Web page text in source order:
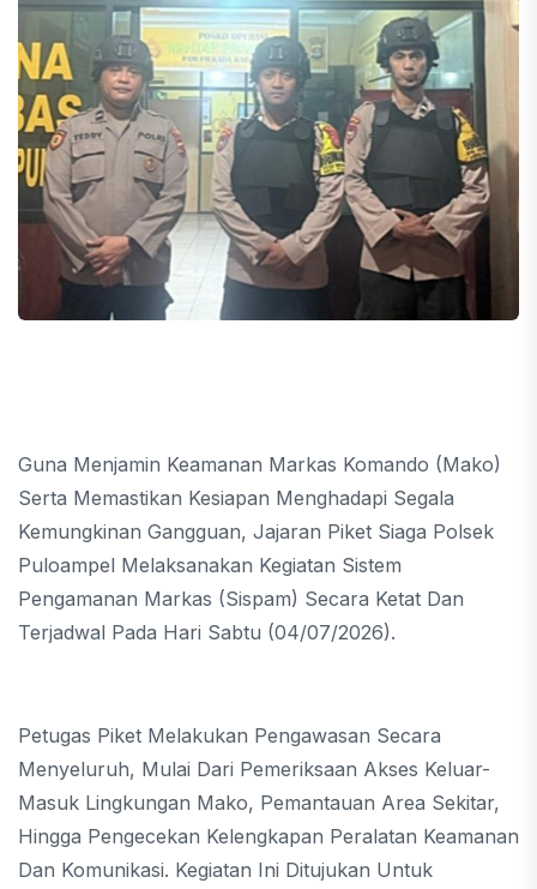
Guna Menjamin Keamanan Markas Komando (Mako)
Serta Memastikan Kesiapan Menghadapi Segala
Kemungkinan Gangguan, Jajaran Piket Siaga Polsek
Puloampel Melaksanakan Kegiatan Sistem
Pengamanan Markas (Sispam) Secara Ketat Dan
Terjadwal Pada Hari Sabtu (04/07/2026).
Petugas Piket Melakukan Pengawasan Secara
Menyeluruh, Mulai Dari Pemeriksaan Akses Keluar-
Masuk Lingkungan Mako, Pemantauan Area Sekitar,
Hingga Pengecekan Kelengkapan Peralatan Keamanan
Dan Komunikasi. Kegiatan Ini Ditujukan Untuk